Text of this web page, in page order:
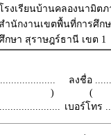
โรงเรียนบ้านคลองนามิตภ
สำนักงานเขตพื้นที่การศึก
กษา สุราษฎร์ธานี เขต 1
)
ลงชื่อ
เบอร์โทร